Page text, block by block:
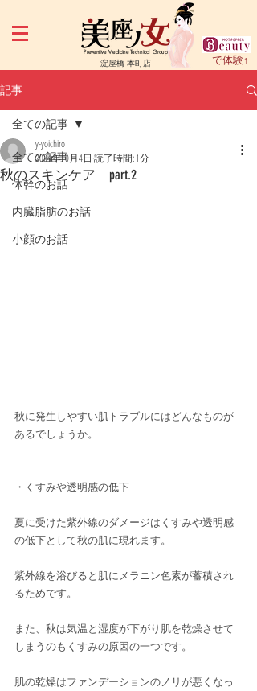
Preventive Medicine Technical Group
淀屋橋 本町店 で体験↑
記事
全ての記事
体幹のお話
内臓脂肪のお話
小顔のお話
全ての記事
秋のスキンケア part.2
y-yoichiro
2024年10月4日 読了時間: 1分
秋に発生しやすい肌トラブルにはどんなものが
あるでしょうか。
・くすみや透明感の低下
夏に受けた紫外線のダメージはくすみや透明感
の低下として秋の肌に現れます。
紫外線を浴びると肌にメラニン色素が蓄積され
るためです。
また、秋は気温と湿度が下がり肌を乾燥させて
しまうのもくすみの原因の一つです。
肌の乾燥はファンデーションのノリが悪くなっ